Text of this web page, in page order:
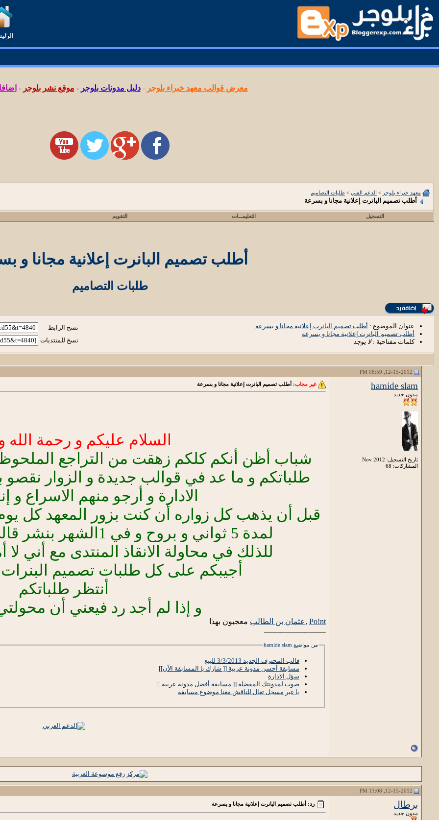
معرض قوالب معهد خبراء بلوجر -دليل مدونات بلوجر - موقع نشر بلوجر -
معهد خبراء بلوجر > الدعم الفني > طلبات التصاميم
أطلب تصميم البانرت إعلانية مجانا و بسرعة
التسجيل التعليمـــات التقويم
أطلب تصميم البانرت إعلانية مجانا و
طلبات التصاميم
عنوان الموضوع : أطلب تصميم البانرت إعلانية مجانا و بسرعة
أطلب تصميم البانرت إعلانية مجانا و بسرعة
كلمات مفتاحية :لا يوجد
نسخ الرابط
نسخ للمنتديات
hamide slam
مدون جديد
تاريخ التسجيل: Nov 2012
المشاركات: 68
غير مجاب: أطلب تصميم البانرت إعلانية مجانا و بسرعة
السلام عليكم و رحمة الله
شباب أظن أنكم كلكم زهقت من التراجع
طلباتكم و ما عد في قوالب جديدة و الزوار
الادارة و أرجو منهم الاسراع و
لمدة 5 ثواني و بروح و في 1الشهر بنشر قالب الاني ما بلاقي و لا رد
للذلك في محاولة الانقاذ المنتدى مع أني
أجيبكم على كل طلبات تصميم البنرات
أنتظر طلباتكم
و إذا لم أجد رد فيعني أن
Po!nt
,عثمان بن الطالب معجبون بهذا
من مواضيع hamide slam
قالب المحترف الجديد 3/3/2013 للبيع
مسابقة أحسن مدونة عربية [[ شارك با المسابقة الأن]]
سؤل الادارة
صوت لمدونتك المفضلة [[ مسابقة أفضل مدونة عربية ]]
يا غير مسجل تعال للناقش معنا موضوع مسابقة
برطال
مدون جديد
رد: أطلب تصميم البانرت إعلانية مجانا و بسرعة